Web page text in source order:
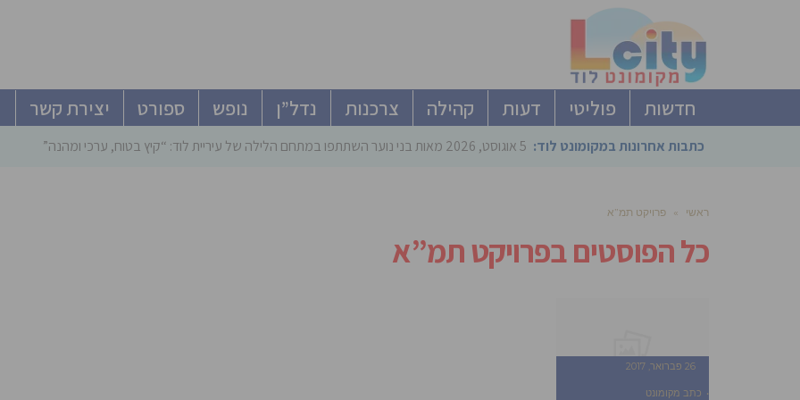
חדשות פוליטי דעות קהילה צרכנות נדל”ן נופש ספורט יצירת קשר
כתבות אחרונות במקומונט לוד: 5 אוגוסט, 2026 מאות בני נוער השתתפו במתחם הלילה של עיריית לוד: “קיץ בטוח, ערכי ומהנה”
ראשי » פרויקט תמ”א
כל הפוסטים בפרויקט תמ”א
26 פברואר, 2017
כתב מקומונט